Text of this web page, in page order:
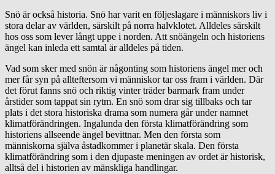
Snö är också historia. Snö har varit en följeslagare i människors liv i
stora delar av världen, särskilt på norra halvklotet. Alldeles särskilt
hos oss som lever långt uppe i norden. Att snöängeln och historiens
ängel kan inleda ett samtal är alldeles på tiden.
Vad som sker med snön är någonting som historiens ängel mer och
mer får syn på allteftersom vi människor tar oss fram i världen. Där
det förut fanns snö och riktig vinter träder barmark fram under
årstider som tappat sin rytm. En snö som drar sig tillbaks och tar
plats i det stora historiska drama som numera går under namnet
klimatförändringen. Ingalunda den första klimatförändring som
historiens allseende ängel bevittnar. Men den första som
människorna själva åstadkommer i planetär skala. Den första
klimatförändring som i den djupaste meningen av ordet är historisk,
alltså del i historien av mänskliga handlingar.